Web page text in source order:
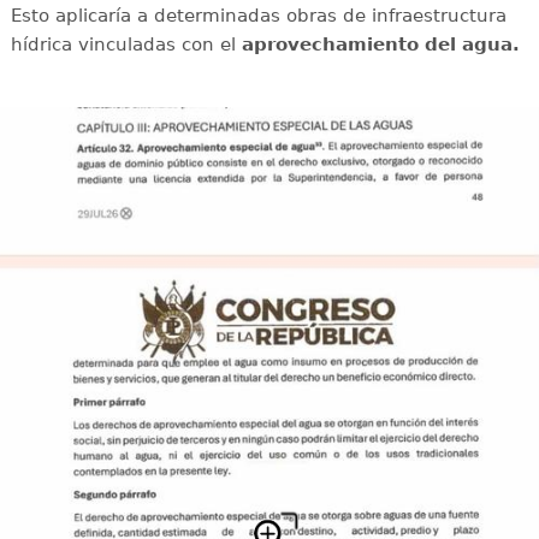
Esto aplicaría a determinadas obras de infraestructura
hídrica vinculadas con el aprovechamiento del agua.